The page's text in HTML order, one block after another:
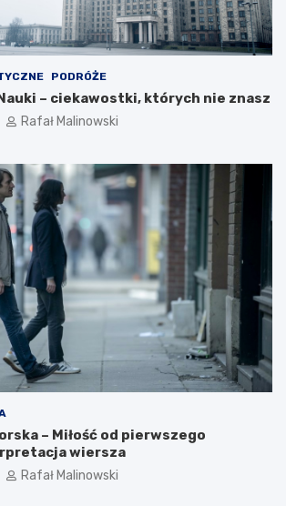
PODRÓŻE
– ciekawostki, których nie znasz
Rafał Malinowski
– Miłość od pierwszego
wiersza
Rafał Malinowski